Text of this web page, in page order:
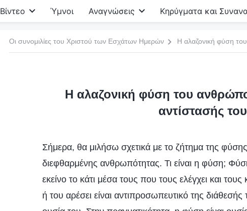
Βίντεο Ύμνοι Αναγνώσεις Κηρύγματα και
Οι συνομιλίες του Χριστού των Εσχάτων Ημερών Η αλαζονική φύση
Η αλαζονική φύση του
αντίστασής
Σήμερα, θα μιλήσω σχετικά με το ζήτημα της
διεφθαρμένης ανθρωπότητας. Τι είναι η φύση;
εκείνο το κάτι μέσα τους που τους ελέγχει και τους
ή του αρέσει είναι αντιπροσωπευτικό της